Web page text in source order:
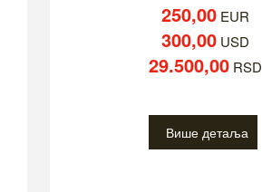
250,00 EUR
300,00 USD
29.500,00 RSD
Више детаља